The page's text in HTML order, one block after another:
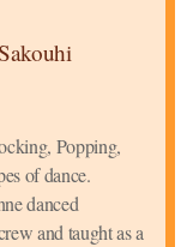
Popping,
of dance.
danced
and taught as a